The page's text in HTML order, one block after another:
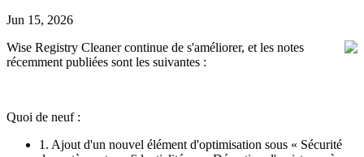
Jun 15, 2026
Wise Registry Cleaner continue de s'améliorer, et les notes
récemment publiées sont les suivantes :
Quoi de neuf :
1. Ajout d'un nouvel élément d'optimisation sous « Sécurité